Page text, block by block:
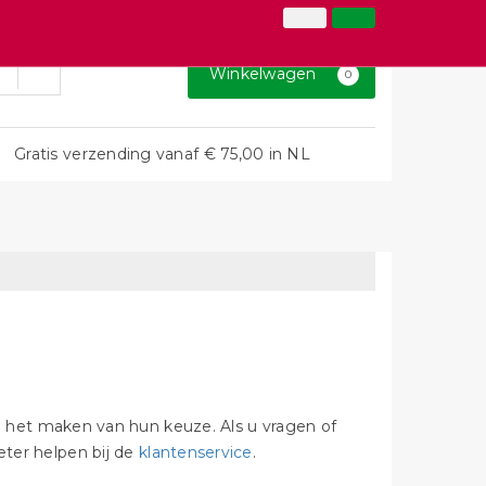
Klantenservice
Winkelwagen 0
Gratis verzending vanaf € 75,00 in NL
maken van hun keuze. Als u vragen of
helpen bij de klantenservice.